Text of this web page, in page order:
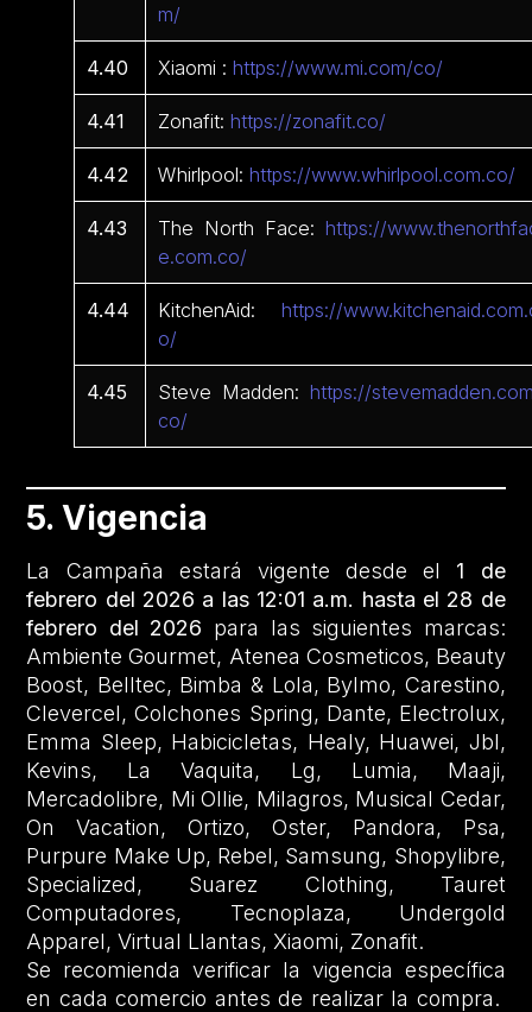
m/
4.40 Xiaomi :https://www.mi.com/co/
4.41 Zonafit:https://zonafit.co/
4.42 Whirlpool:https://www.whirlpool.com.co/
4.43 The North Face:https://
e.com.co/
4.44 KitchenAid:https://
o/
4.45 Steve Madden:https://
co/
5. Vigencia
La Campaña estará vigente desde el
1 de
febrero del 2026 a las 12:01 a.m. hasta el 28 de
febrero del 2026 para las siguientes marcas:
Ambiente Gourmet, Atenea Cosmeticos, Beauty
Boost, Belltec, Bimba & Lola, Bylmo, Carestino,
Clevercel, Colchones Spring, Dante, Electrolux,
Emma Sleep, Habicicletas, Healy, Huawei, Jbl,
Kevins, La Vaquita, Lg, Lumia, Maaji,
Mercadolibre, Mi Ollie, Milagros, Musical Cedar,
On Vacation, Ortizo, Oster, Pandora, Psa,
Purpure Make Up, Rebel, Samsung, Shopylibre,
Specialized, Suarez Clothing, Tauret
Computadores, Tecnoplaza, Undergold
Apparel, Virtual Llantas, Xiaomi, Zonafit.
Se recomienda verificar la vigencia específica
en cada comercio antes de realizar la compra.